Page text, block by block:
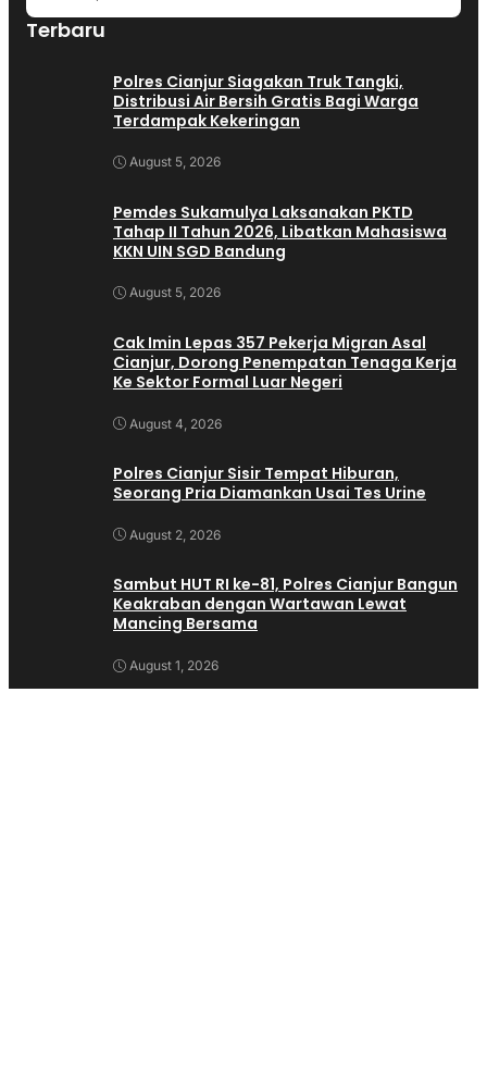
Terbaru
Polres Cianjur Siagakan Truk Tangki,
Distribusi Air Bersih Gratis Bagi Warga
Terdampak Kekeringan
August 5, 2026
Pemdes Sukamulya Laksanakan PKTD
Tahap II Tahun 2026, Libatkan Mahasiswa
KKN UIN SGD Bandung
August 5, 2026
Cak Imin Lepas 357 Pekerja Migran Asal
Cianjur, Dorong Penempatan Tenaga Kerja
Ke Sektor Formal Luar Negeri
August 4, 2026
Polres Cianjur Sisir Tempat Hiburan,
Seorang Pria Diamankan Usai Tes Urine
August 2, 2026
Sambut HUT RI ke-81, Polres Cianjur Bangun
Keakraban dengan Wartawan Lewat
Mancing Bersama
August 1, 2026